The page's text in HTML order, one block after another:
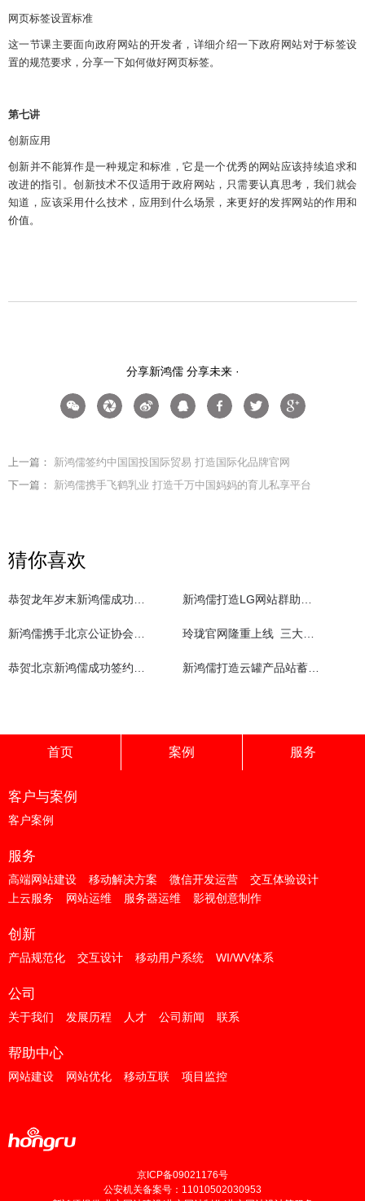
网页标签设置标准
这一节课主要面向政府网站的开发者， 详细介绍一下政府网站对于标签设
置的规范要求， 分享一下如何做好网页标签。
第七讲
创新应用
创新并不能算作是一种规定和标准 ，它是一个优秀的网站应该持续追求和
改进的指引。创新技术不仅适用于政府网站， 只需要认真思考，我们 就会
知道， 应该采用什么技术， 应用到 什么场景，来更好的发挥网站的作用和
价值。
分享新鸿儒 分享未来 ·
上一篇： 新鸿儒签约中国国投国际贸易 打造国际化品牌官网
下一篇： 新鸿儒携手飞鹤乳业 打造千万中国妈妈的育儿私享平台
猜你喜欢
首页 案例 服务
客户与案例
客户案例
服务
高端网站建设 移动解决方案 微信开发运营
交互体验设计
上云服务
网站运维 服务器运维 影视创意制作
创新
产品规范化 交互设计 移动用户系统 WI/WV体系
公司
关于我们 发展历程 人才 公司新闻 联系
帮助中心
网站建设 网站优化 移动互联 项目监控
京ICP备09021176号
公安机关备案号：11010502030953